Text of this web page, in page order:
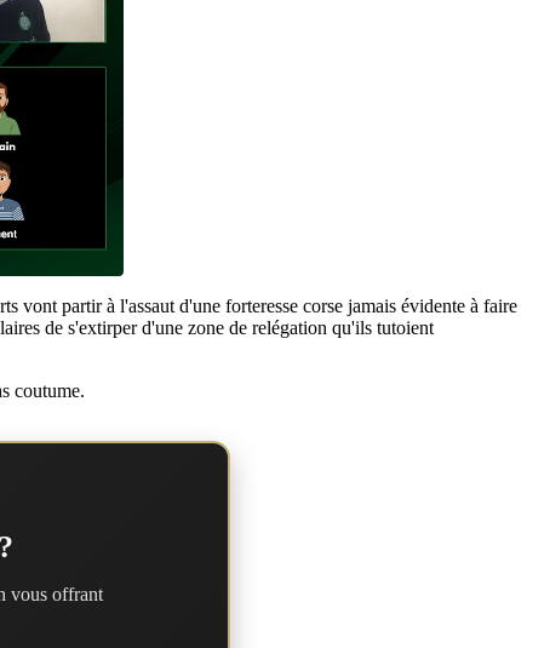
vont partir à l'assaut d'une forteresse corse jamais évidente à faire
de s'extirper d'une zone de relégation qu'ils tutoient
coutume.
vous offrant